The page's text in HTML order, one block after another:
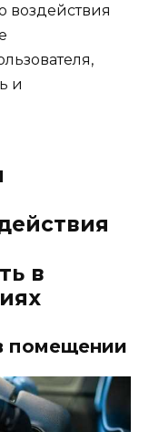
воздействия
и
в
помещении